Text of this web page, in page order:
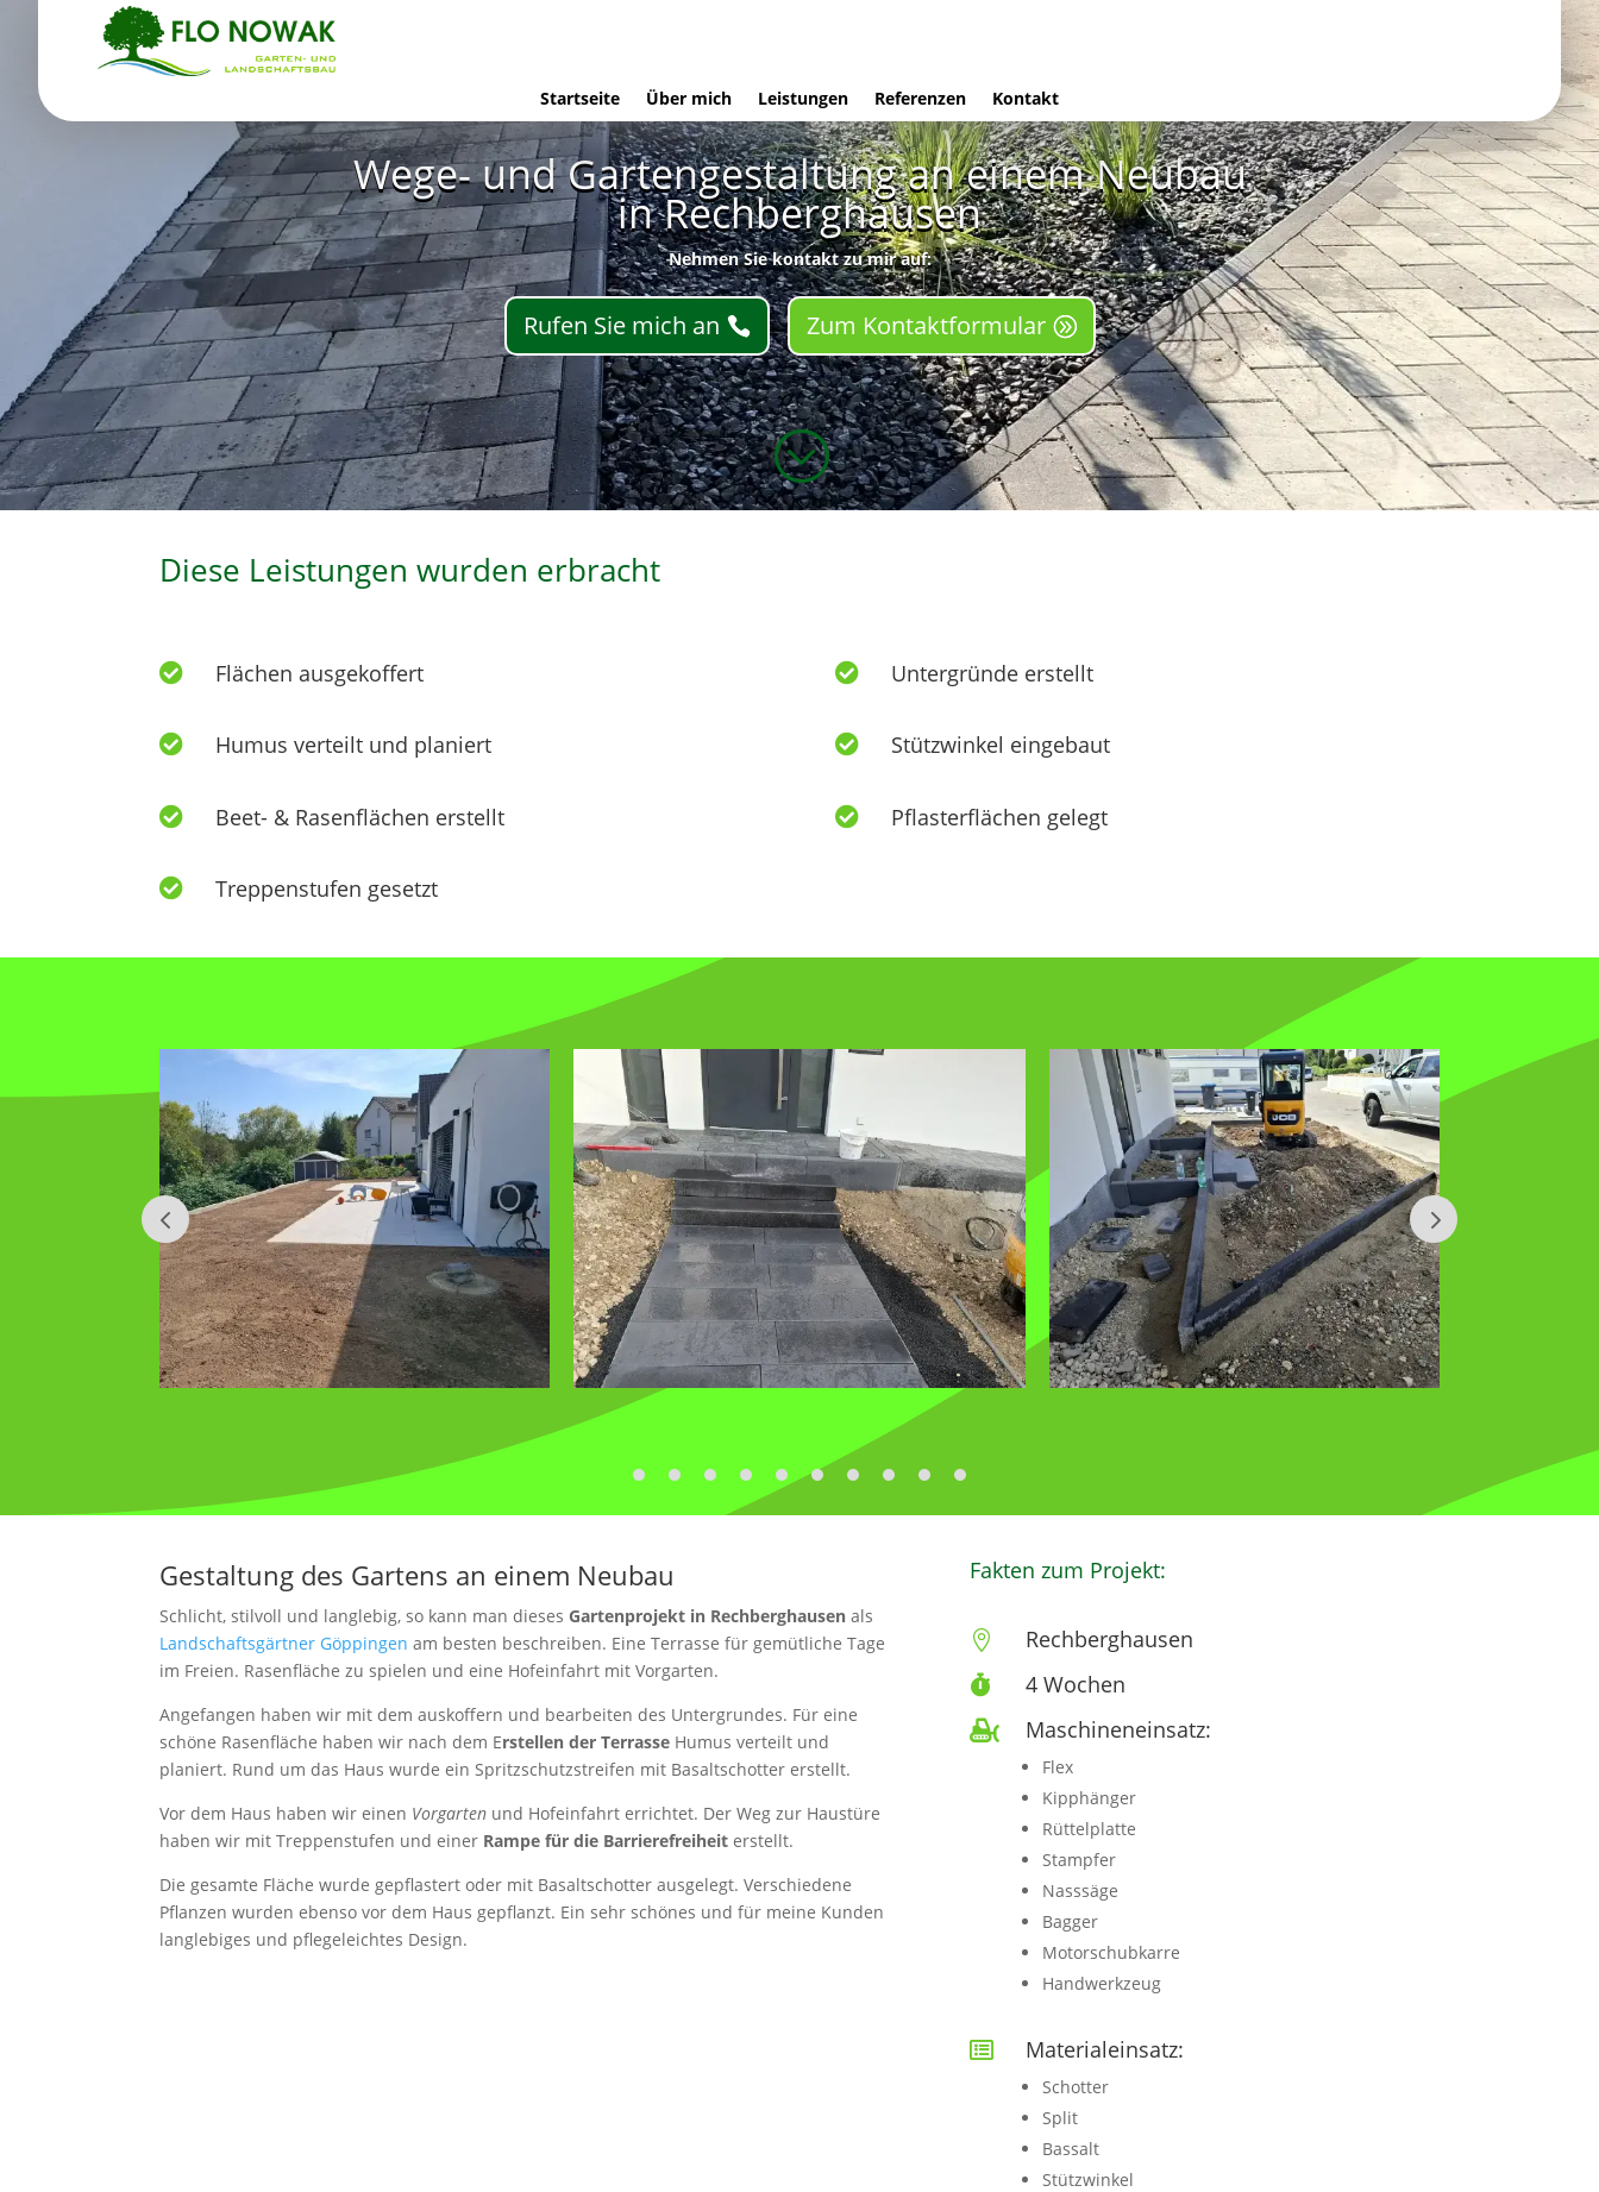
Startseite Über mich Leistungen Referenzen Kontakt
Wege- und Gartengestaltung an einem Neubau
in Rechberghausen
Nehmen Sie kontakt zu mir auf:
Rufen Sie mich an Zum Kontaktformular
;
Diese Leistungen wurden erbracht
 Flächen ausgekoffert
 Humus verteilt und planiert
 Beet- & Rasenflächen erstellt
 Treppenstufen gesetzt
 Untergründe erstellt
 Stützwinkel eingebaut
 Pflasterflächen gelegt
Gestaltung des Gartens an einem Neubau
Schlicht, stilvoll und langlebig, so kann man diesesGartenprojekt in Rechberghausen als
Landschaftsgärtner Göppingen am besten beschreiben. Eine Terrasse für gemütliche Tage
im Freien. Rasenfläche zu spielen und eine Hofeinfahrt mit Vorgarten.
Angefangen haben wir mit dem auskoffern und bearbeiten des Untergrundes. Für eine
schöne Rasenfläche haben wir nach dem Erstellen der Terrasse Humus verteilt und
planiert. Rund um das Haus wurde ein Spritzschutzstreifen mit Basaltschotter erstellt.
Vor dem Haus haben wir einen Vorgarten und Hofeinfahrt errichtet. Der Weg zur Haustüre
haben wir mit Treppenstufen und einer Rampe für die Barrierefreiheit erstellt.
Die gesamte Fläche wurde gepflastert oder mit Basaltschotter ausgelegt. Verschiedene
Pflanzen wurden ebenso vor dem Haus gepflanzt. Ein sehr schönes und für meine Kunden
langlebiges und pflegeleichtes Design.
Fakten zum Projekt:
 Rechberghausen
 4 Wochen
 Maschineneinsatz:
Flex
Kipphänger
Rüttelplatte
Stampfer
Nasssäge
Bagger
Motorschubkarre
Handwerkzeug
 Materialeinsatz:
Schotter
Split
Bassalt
Stützwinkel